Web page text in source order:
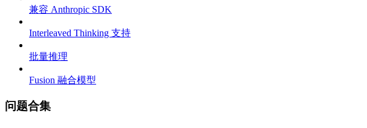
兼容 Anthropic SDK
Interleaved Thinking 支持
批量推理
Fusion 融合模型
问题合集